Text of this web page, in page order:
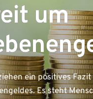
um
ein positives
Es steht